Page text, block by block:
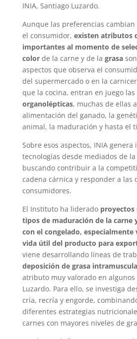
INIA, Santiago Luzardo.
Aunque las preferencias
el consumidor, existen atributos
importantes al momento de
colorde la carne y de la grasa
aspectos que observa el
del supermercado o en la
que la cocina, entran en juego las
organolépticas, muchas de ellas
alimentación del ganado, la
animal, la maduración y hasta el
Sobre esos aspectos, INIA
tecnologías desde mediados de
buscando contribuir a la
cadena cárnica y responder a las
consumidores.
El Instituto ha liderado
tipos de maduración de la carne
con el congelado, especialmente
vida útil del producto para
viene desarrollando líneas de
deposición de grasa
atributo muy valorado en algunos
Luzardo. Para ello, se investiga
cría, recría y engorde,
diferentes estrategias
carnes con mayores niveles de